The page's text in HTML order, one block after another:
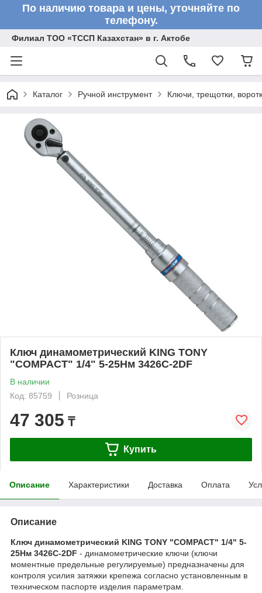
По наличию товара и цены, уточняйте по
телефону.
Филиал ТОО «ТССП Казахстан» в г. Актобе
Каталог Ручной инструмент Ключи, трещотки,
Ключ динамометрический KING TONY
"COMPACT" 1/4" 5-25Нм 3426C-2DF
В наличии
Код: 85759
Розница
47 305 ₸
Купить
Описание Характеристики Доставка Оплата
Описание
Ключ динамометрический KING TONY "COMPACT" 1/4" 5-
25Нм 3426C-2DF - динамометрические ключи (ключи
моментные предельные регулируемые) предназначены для
контроля усилия затяжки крепежа согласно установленным в
техническом паспорте изделия параметрам.